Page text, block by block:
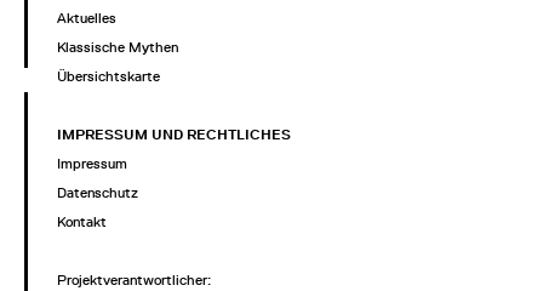
Aktuelles
Klassische Mythen
Übersichtskarte
IMPRESSUM UND RECHTLICHES
Impressum
Datenschutz
Kontakt
Projektverantwortlicher: